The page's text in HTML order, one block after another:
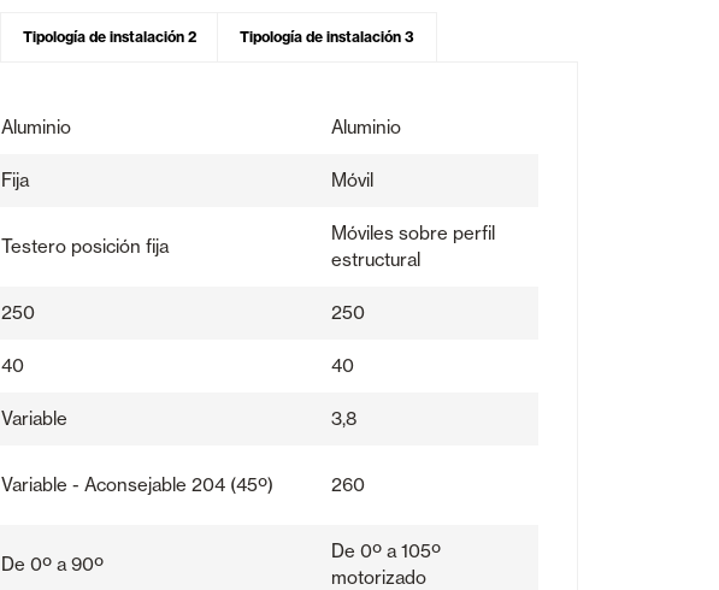
Tipología de instalación 2 Tipología de instalación 3
Aluminio Aluminio
Fija Móvil
Testero posición fija
Móviles sobre perfil
estructural
250 250
40 40
Variable 3,8
Variable - Aconsejable 204 (45º) 260
De 0º a 90º
De 0º a 105º
motorizado